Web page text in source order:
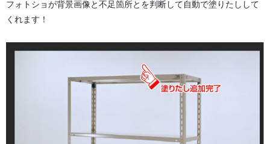
フォトショが背景画像と不足箇所とを判断して自動で塗りたしして
くれます！